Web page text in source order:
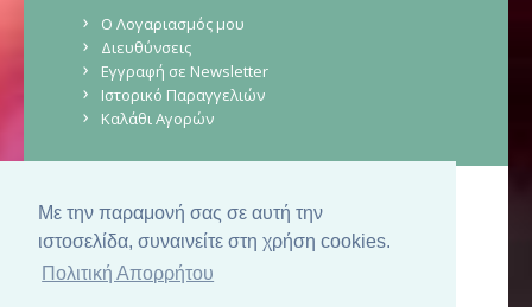
Με την παραμονή σας σε αυτή την
ιστοσελίδα, συναινείτε στη χρήση cookies.
Πολιτική Απορρήτου
Ο Λογαριασμός μου
Διευθύνσεις
Εγγραφή σε Newsletter
Ιστορικό Παραγγελιών
Καλάθι Αγορών
© Copyright 2026. CraftStore.gr.
Δημιουργία Ιστοσελίδας SilkTech